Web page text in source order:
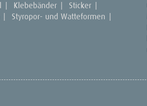
Klebebänder Sticker
Styropor- und Watteformen